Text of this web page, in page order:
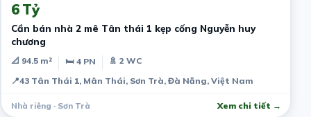
6 Tỷ
Cần bán nhà 2 mê Tân thái 1 kẹp cống Nguyễn huy
chương
📐 94.5 m² 🛏 4 PN
🚿 2 WC
📍43 Tân Thái 1, Mân Thái, Sơn Trà, Đà Nẵng, Việt Nam
Nhà riêng · Sơn Trà Xem chi tiết →